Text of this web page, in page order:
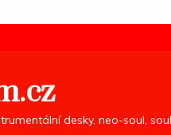
desky, neo-soul,